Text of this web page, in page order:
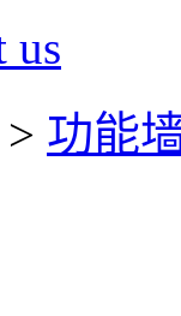
us
> 功能